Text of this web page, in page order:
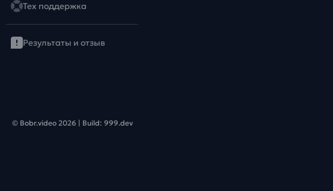
Тех поддержка
Результаты и отзыв
© Bobr.video 2026 | Build: 999.dev